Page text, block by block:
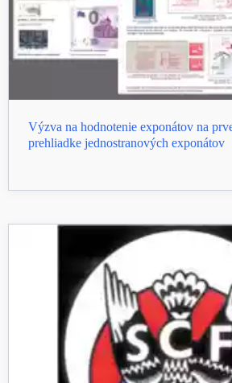
Výzva na hodnotenie exponátov na
prehliadke jednostranových exponátov